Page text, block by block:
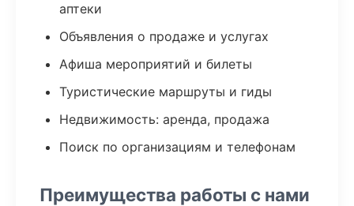
аптеки
Объявления о продаже и услугах
Афиша мероприятий и билеты
Туристические маршруты и гиды
Недвижимость: аренда, продажа
Поиск по организациям и телефонам
Преимущества работы с нами